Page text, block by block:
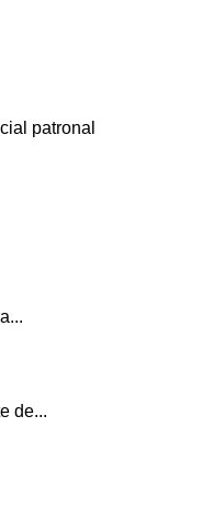
patronal
de...